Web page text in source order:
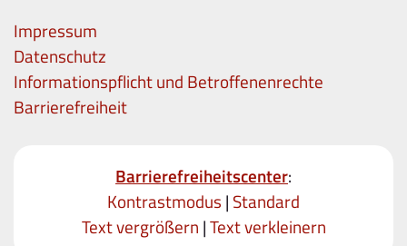
Impressum
Datenschutz
Informationspflicht und Betroffenenrechte
Barrierefreiheit
Barrierefreiheitscenter:
Kontrastmodus | Standard
Text vergrößern |Text verkleinern